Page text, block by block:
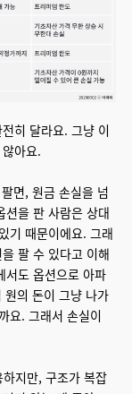
히 달라요. 그냥 이
아요.
면, 원금 손실을 넘
션을 판 사람은 상대
기 때문이에요. 그래
팔 수 있다고 이해
서도 옵션으로 아파
의 돈이 그냥 나가
요. 그래서 손실이
지만, 구조가 복잡